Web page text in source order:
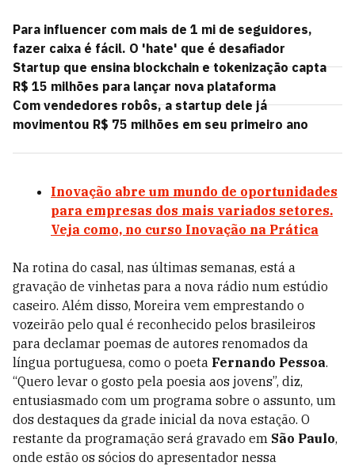
Para influencer com mais de 1 mi de seguidores,
fazer caixa é fácil. O 'hate' que é desafiador
Startup que ensina blockchain e tokenização capta
R$ 15 milhões para lançar nova plataforma
Com vendedores robôs, a startup dele já
movimentou R$ 75 milhões em seu primeiro ano
Inovação abre um mundo de oportunidades
para empresas dos mais variados setores.
Veja como, no curso Inovação na Prática
Na rotina do casal, nas últimas semanas, está a
gravação de vinhetas para a nova rádio num estúdio
caseiro. Além disso, Moreira vem emprestando o
vozeirão pelo qual é reconhecido pelos brasileiros
para declamar poemas de autores renomados da
língua portuguesa, como o poeta Fernando Pessoa.
“Quero levar o gosto pela poesia aos jovens”, diz,
entusiasmado com um programa sobre o assunto, um
dos destaques da grade inicial da nova estação. O
restante da programação será gravado em São Paulo,
onde estão os sócios do apresentador nessa